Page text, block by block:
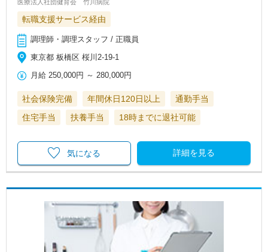
医療法人社団健育会 竹川病院
転職支援サービス経由
調理師・調理スタッフ / 正職員
東京都 板橋区 桜川2-19-1
月給 250,000円 ～ 280,000円
社会保険完備 年間休日120日以上
通勤手当
住宅手当
扶養手当 18時までに退社可能
詳細を見る
気になる